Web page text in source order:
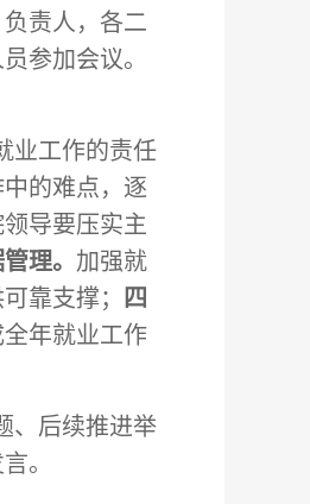
责人，各二
参加会议。
业工作的责任
的难点，逐
导要压实主
理。 加强就
靠支撑；
四
年就业工作
、后续推进举
。